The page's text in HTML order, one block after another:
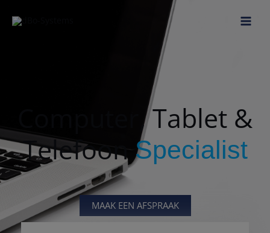
naar
Computer, Tablet &
TelefoonSpecialist
MAAK EEN AFSPRAAK